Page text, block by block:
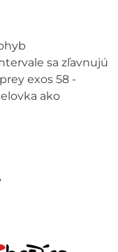
sa zľavnujú
exos 58 -
ako